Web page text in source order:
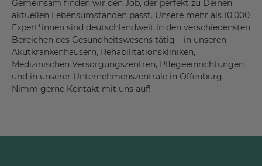
Gemeinsam finden wir den Job, der perfekt zu Deinen
aktuellen Lebensumständen passt. Unsere mehr als 10.000
Expert*innen sind deutschlandweit in den verschiedensten
Bereichen des Gesundheitswesens tätig – in unseren
Akutkrankenhäusern, Rehabilitationskliniken,
Medizinischen Versorgungszentren, Pflegeeinrichtungen
und in unserer Unternehmenszentrale in Offenburg.
Nimm gerne Kontakt mit uns auf!